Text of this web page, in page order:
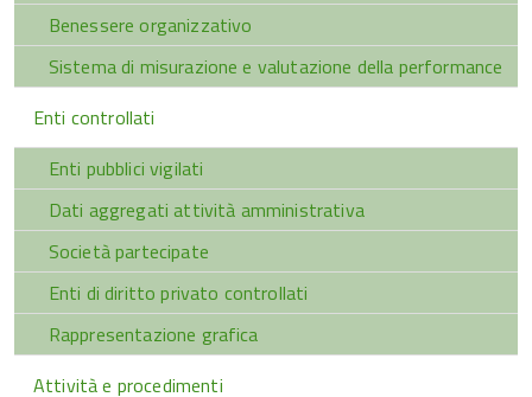
Benessere organizzativo
Sistema di misurazione e valutazione della performance
Enti controllati
Enti pubblici vigilati
Dati aggregati attività amministrativa
Società partecipate
Enti di diritto privato controllati
Rappresentazione grafica
Attività e procedimenti